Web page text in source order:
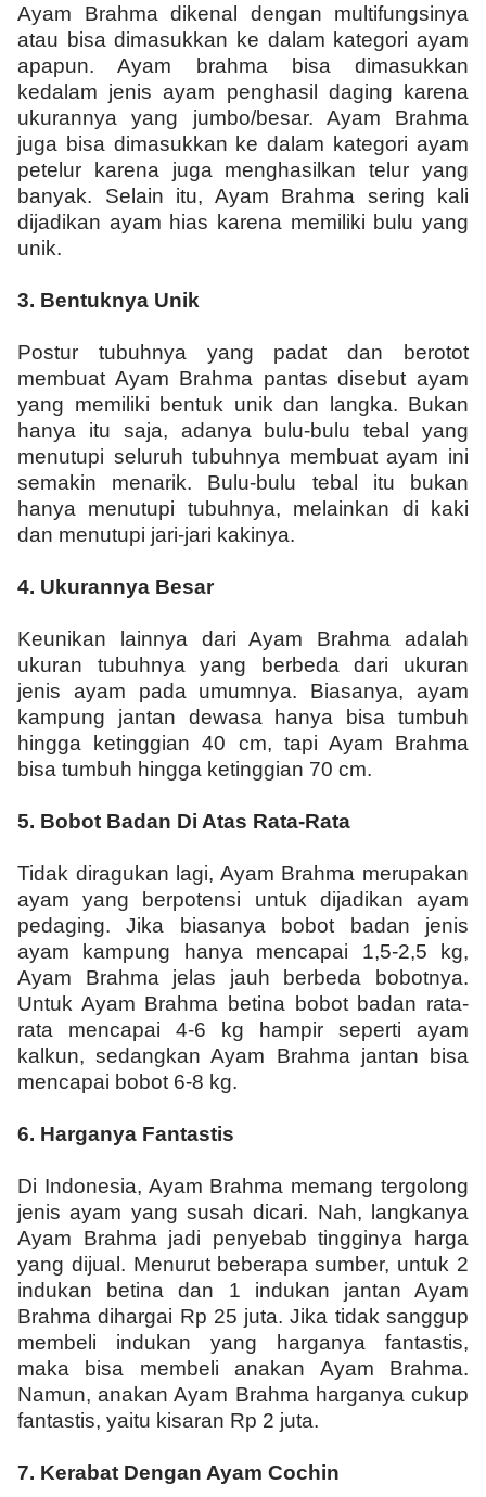
Ayam Brahma dikenal dengan multifungsinya
atau bisa dimasukkan ke dalam kategori ayam
apapun. Ayam brahma bisa dimasukkan
kedalam jenis ayam penghasil daging karena
ukurannya yang jumbo/besar. Ayam Brahma
juga bisa dimasukkan ke dalam kategori ayam
petelur karena juga menghasilkan telur yang
banyak. Selain itu, Ayam Brahma sering kali
dijadikan ayam hias karena memiliki bulu yang
unik.
3. Bentuknya Unik
Postur tubuhnya yang padat dan berotot
membuat Ayam Brahma pantas disebut ayam
yang memiliki bentuk unik dan langka. Bukan
hanya itu saja, adanya bulu-bulu tebal yang
menutupi seluruh tubuhnya membuat ayam ini
semakin menarik. Bulu-bulu tebal itu bukan
hanya menutupi tubuhnya, melainkan di kaki
dan menutupi jari-jari kakinya.
4. Ukurannya Besar
Keunikan lainnya dari Ayam Brahma adalah
ukuran tubuhnya yang berbeda dari ukuran
jenis ayam pada umumnya. Biasanya, ayam
kampung jantan dewasa hanya bisa tumbuh
hingga ketinggian 40 cm, tapi Ayam Brahma
bisa tumbuh hingga ketinggian 70 cm.
5. Bobot Badan Di Atas Rata-Rata
Tidak diragukan lagi, Ayam Brahma merupakan
ayam yang berpotensi untuk dijadikan ayam
pedaging. Jika biasanya bobot badan jenis
ayam kampung hanya mencapai 1,5-2,5 kg,
Ayam Brahma jelas jauh berbeda bobotnya.
Untuk Ayam Brahma betina bobot badan rata-
rata mencapai 4-6 kg hampir seperti ayam
kalkun, sedangkan Ayam Brahma jantan bisa
mencapai bobot 6-8 kg.
6. Harganya Fantastis
Di Indonesia, Ayam Brahma memang tergolong
jenis ayam yang susah dicari. Nah, langkanya
Ayam Brahma jadi penyebab tingginya harga
yang dijual. Menurut beberapa sumber, untuk 2
indukan betina dan 1 indukan jantan Ayam
Brahma dihargai Rp 25 juta. Jika tidak sanggup
membeli indukan yang harganya fantastis,
maka bisa membeli anakan Ayam Brahma.
Namun, anakan Ayam Brahma harganya cukup
fantastis, yaitu kisaran Rp 2 juta.
7. Kerabat Dengan Ayam Cochin